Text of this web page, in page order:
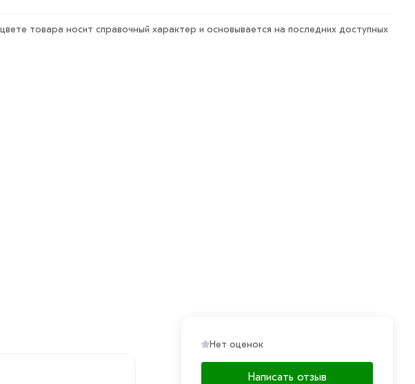
товара носит справочный характер и основывается на последних доступных
Нет оценок
Написать отзыв